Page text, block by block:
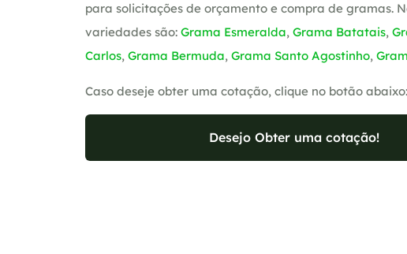
para solicitações de orçamento e compra de gramas.
variedades são: Grama Esmeralda, Grama Batatais,
Carlos, Grama Bermuda, Grama Santo Agostinho,
Caso deseje obter uma cotação, clique no botão abaixo:
Desejo Obter uma cotação!